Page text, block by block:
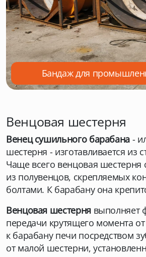
Бандаж для
Венцовая шестерня
Венец сушильного барабана -
шестерня - изготавливается из
Чаще всего венцовая шестерня
из полувенцов, скрепляемых
болтами. К барабану она
Венцовая шестернявыполняет
передачи крутящего момента
к барабану печи посредством
от малой шестерни,